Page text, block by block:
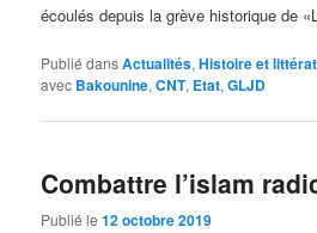
écoulés depuis la grève historique de
Publié dansActualités,Histoire et
avec Bakounine,CNT, Etat,GLJD
Combattre l’islam
Publié le12 octobre 2019